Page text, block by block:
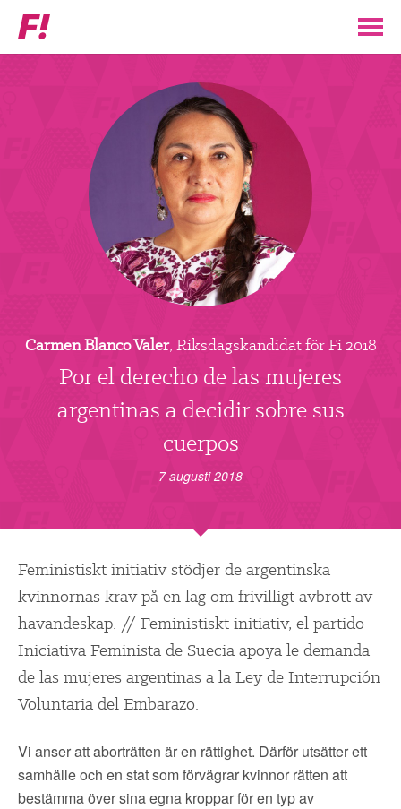
Feministiskt
initiativ
BLI MEDLEM
ENGAGERA DIG I F! ▼
PARTILEDARE
▼
SÖK
Carmen Blanco Valer, Riksdagskandidat för Fi 2018
Por el derecho de las mujeres
argentinas a decidir sobre sus
cuerpos
7 augusti 2018
Feministiskt initiativ stödjer de argentinska
kvinnornas krav på en lag om frivilligt avbrott av
havandeskap. // Feministiskt initiativ, el partido
Iniciativa Feminista de Suecia apoya le demanda
de las mujeres argentinas a la Ley de Interrupción
Voluntaria del Embarazo.
Vi anser att aborträtten är en rättighet. Därför utsätter ett
samhälle och en stat som förvägrar kvinnor rätten att
bestämma över sina egna kroppar för en typ av